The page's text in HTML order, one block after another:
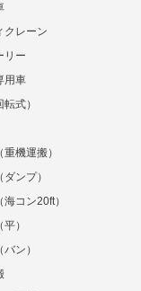
クレーン
リー
用車
式）
重機運搬）
ダンプ）
海コン20ft）
）
ン）